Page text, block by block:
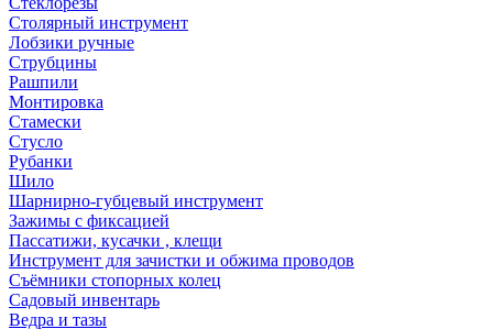
Столярный инструмент
Лобзики ручные
Струбцины
Рашпили
Монтировка
Стамески
Стусло
Рубанки
Шило
Шарнирно-губцевый инструмент
Зажимы с фиксацией
Пассатижи, кусачки , клещи
Инструмент для зачистки и обжима проводов
Съёмники стопорных колец
Садовый инвентарь
Ведра и тазы